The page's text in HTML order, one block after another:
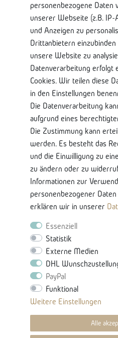
Widerrufsrecht
Widerrufsformular
Impressum
Shop Service
Kontaktseite
Mein Konto
Über Uns
Lieferung und Retoure
Bankkontodaten
Nützliche Informationen
Glossar-Ratgeberinhalten
Produkteigenschaften &
Vertrag
© 2021
personenbezogene Daten
unserer Webseite (z.B. IP-
und Anzeigen zu
Drittanbietern
unsere Website zu
Datenverarbeitung erfolgt
Cookies. Wir teilen diese
in den Einstellungen
Die Datenverarbeitung
aufgrund eines
Die Zustimmung kann
werden. Es besteht das
und die Einwilligung zu
zu ändern oder zu
Informationen zur
personenbezogener
erklären wir in unserer
Essenziell
Statistik
Externe Medien
DHL
PayPal
Funktional
Weitere Einstellungen
Alle